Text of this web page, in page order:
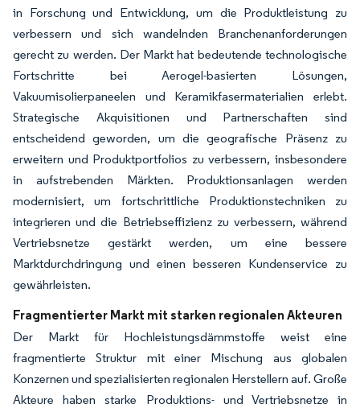
in Forschung und Entwicklung, um die Produktleistung zu
verbessern und sich wandelnden Branchenanforderungen
gerecht zu werden. Der Markt hat bedeutende technologische
Fortschritte bei Aerogel-basierten Lösungen,
Vakuumisolierpaneelen und Keramikfasermaterialien erlebt.
Strategische Akquisitionen und Partnerschaften sind
entscheidend geworden, um die geografische Präsenz zu
erweitern und Produktportfolios zu verbessern, insbesondere
in aufstrebenden Märkten. Produktionsanlagen werden
modernisiert, um fortschrittliche Produktionstechniken zu
integrieren und die Betriebseffizienz zu verbessern, während
Vertriebsnetze gestärkt werden, um eine bessere
Marktdurchdringung und einen besseren Kundenservice zu
gewährleisten.
Fragmentierter Markt mit starken regionalen Akteuren
Der Markt für Hochleistungsdämmstoffe weist eine
fragmentierte Struktur mit einer Mischung aus globalen
Konzernen und spezialisierten regionalen Herstellern auf. Große
Akteure haben starke Produktions- und Vertriebsnetze in